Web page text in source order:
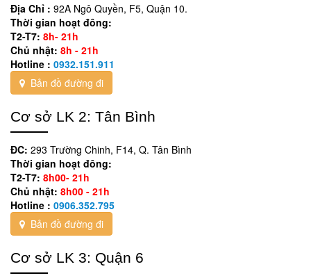
Địa Chỉ : 92A Ngô Quyền, F5, Quận 10.
Thời gian hoạt đông:
T2-T7: 8h- 21h
Chủ nhật: 8h - 21h
Hotline : 0932.151.911
Bản đồ đường đi
Cơ sở LK 2: Tân Bình
ĐC: 293 Trường Chinh, F14, Q. Tân Bình
Thời gian hoạt đông:
T2-T7: 8h00- 21h
Chủ nhật: 8h00 - 21h
Hotline : 0906.352.795
Bản đồ đường đi
Cơ sở LK 3: Quận 6